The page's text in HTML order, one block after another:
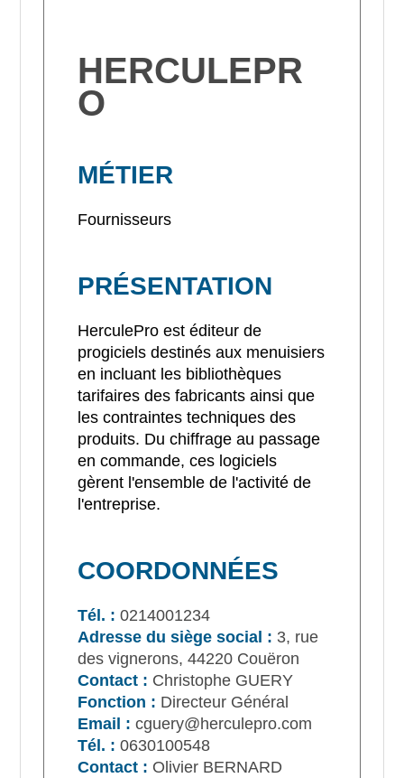
HERCULEPR
O
MÉTIER
Fournisseurs
PRÉSENTATION
HerculePro est éditeur de
progiciels destinés aux menuisiers
en incluant les bibliothèques
tarifaires des fabricants ainsi que
les contraintes techniques des
produits. Du chiffrage au passage
en commande, ces logiciels
gèrent l'ensemble de l'activité de
l'entreprise.
COORDONNÉES
Tél. : 0214001234
Adresse du siège social : 3, rue
des vignerons, 44220 Couëron
Contact : Christophe GUERY
Fonction : Directeur Général
Email : cguery@herculepro.com
Tél. : 0630100548
Contact : Olivier BERNARD